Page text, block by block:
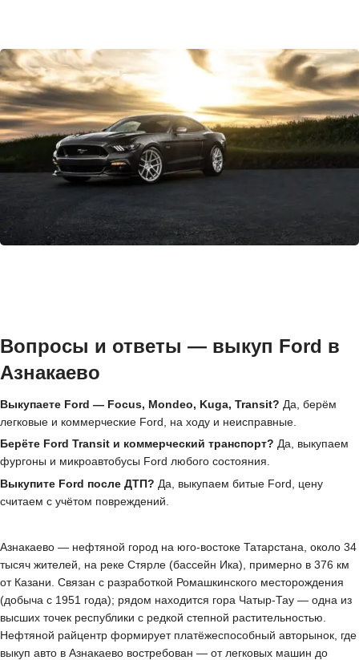
Вопросы и ответы — выкуп Ford в
Азнакаево
Выкупаете Ford — Focus, Mondeo, Kuga, Transit? Да, берём
легковые и коммерческие Ford, на ходу и неисправные.
Берёте Ford Transit и коммерческий транспорт? Да, выкупаем
фургоны и микроавтобусы Ford любого состояния.
Выкупите Ford после ДТП? Да, выкупаем битые Ford, цену
считаем с учётом повреждений.
Азнакаево — нефтяной город на юго-востоке Татарстана, около 34
тысяч жителей, на реке Стярле (бассейн Ика), примерно в 376 км
от Казани. Связан с разработкой Ромашкинского месторождения
(добыча с 1951 года); рядом находится гора Чатыр-Тау — одна из
высших точек республики с редкой степной растительностью.
Нефтяной райцентр формирует платёжеспособный авторынок, где
выкуп авто в Азнакаево востребован — от легковых машин до